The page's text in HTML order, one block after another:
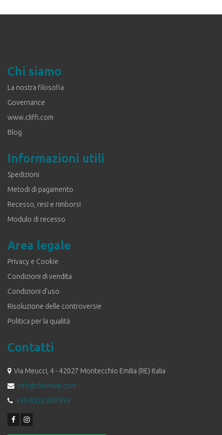
Chi siamo
La nostra filosofia
Governance
www.cliffi.com
Blog
Informazioni utili
Spedizioni
Metodi di pagamento
Recesso, resi e rimborsi
Modulo di recesso
Area legale
Privacy e Cookie
Condizioni di vendita
Condizioni d’uso
Risoluzione delle controversie
Politica per la qualità
Contatti
Via Meucci, 4 - 42027 Montecchio Emilia (RE) Italia
info@chemivit.com
+39 0522 887959